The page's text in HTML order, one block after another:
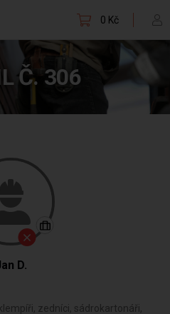
0 Kč
Č. 306
D.
zedníci, sádrokartonáři,